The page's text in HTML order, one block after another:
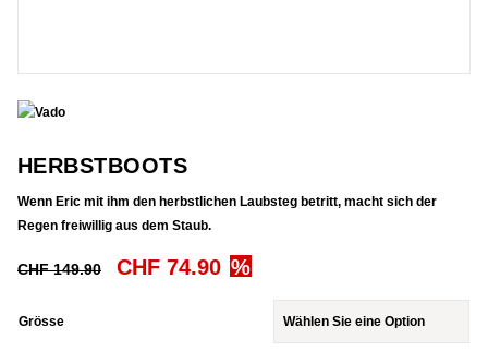
HERBSTBOOTS
Wenn Eric mit ihm den herbstlichen Laubsteg betritt, macht sich der
Regen freiwillig aus dem Staub.
CHF149.90
Ursprünglicher
CHF 74.90
ist:
CHF 74.90.
Grösse